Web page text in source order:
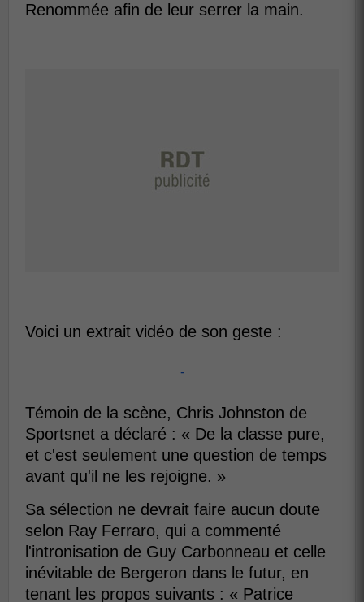
Renommée afin de leur serrer la main.
Voici un extrait vidéo de son geste :
-
Témoin de la scène, Chris Johnston de
Sportsnet a déclaré : « De la classe pure,
et c'est seulement une question de temps
avant qu'il ne les rejoigne. »
Sa sélection ne devrait faire aucun doute
selon Ray Ferraro, qui a commenté
l'intronisation de Guy Carbonneau et celle
inévitable de Bergeron dans le futur, en
tenant les propos suivants : « Patrice